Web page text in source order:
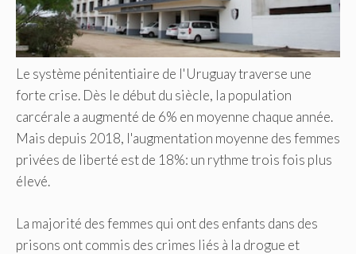
Le système pénitentiaire de l'Uruguay traverse une
forte crise. Dès le début du siècle, la population
carcérale a augmenté de 6% en moyenne chaque année.
Mais depuis 2018, l'augmentation moyenne des femmes
privées de liberté est de 18%: un rythme trois fois plus
élevé.
La majorité des femmes qui ont des enfants dans des
prisons ont commis des crimes liés à la drogue et